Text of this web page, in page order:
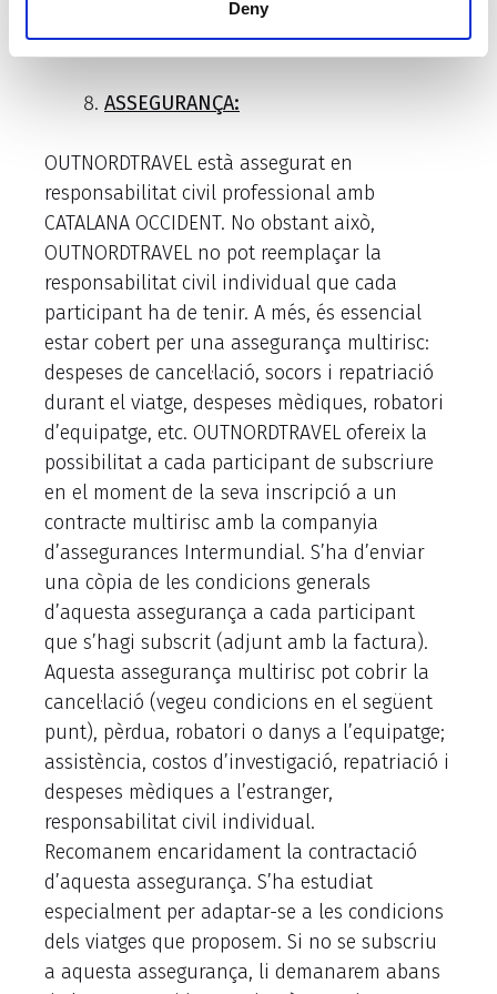
Deny
la seva exclusiva responsabilitat i els costos
incorreguts per vostè.
ASSEGURANÇA:
OUTNORDTRAVEL està assegurat en
responsabilitat civil professional amb
CATALANA OCCIDENT. No obstant això,
OUTNORDTRAVEL no pot reemplaçar la
responsabilitat civil individual que cada
participant ha de tenir. A més, és essencial
estar cobert per una assegurança multirisc:
despeses de cancel·lació, socors i repatriació
durant el viatge, despeses mèdiques, robatori
d’equipatge, etc. OUTNORDTRAVEL ofereix la
possibilitat a cada participant de subscriure
en el moment de la seva inscripció a un
contracte multirisc amb la companyia
d’assegurances Intermundial. S’ha d’enviar
una còpia de les condicions generals
d’aquesta assegurança a cada participant
que s’hagi subscrit (adjunt amb la factura).
Aquesta assegurança multirisc pot cobrir la
cancel·lació (vegeu condicions en el següent
punt), pèrdua, robatori o danys a l’equipatge;
assistència, costos d’investigació, repatriació i
despeses mèdiques a l’estranger,
responsabilitat civil individual.
Recomanem encaridament la contractació
d’aquesta assegurança. S’ha estudiat
especialment per adaptar-se a les condicions
dels viatges que proposem. Si no se subscriu
a aquesta assegurança, li demanarem abans